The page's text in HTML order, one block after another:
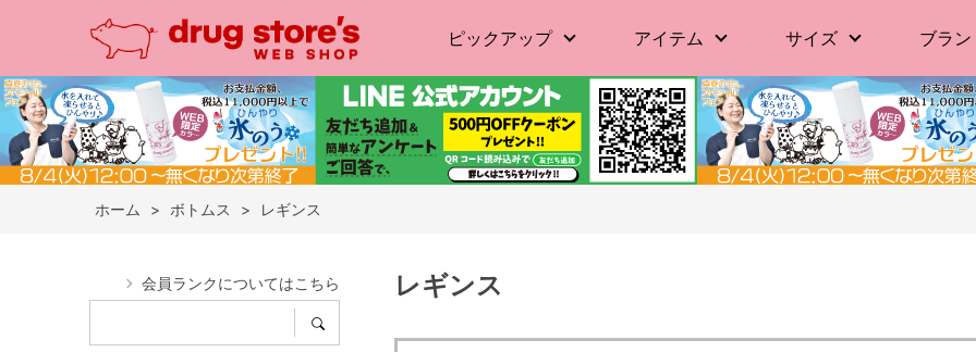
ピックアップ アイテム サイズ ブラン
ホーム > ボトムス > レギンス
会員ランクについてはこちら レギンス